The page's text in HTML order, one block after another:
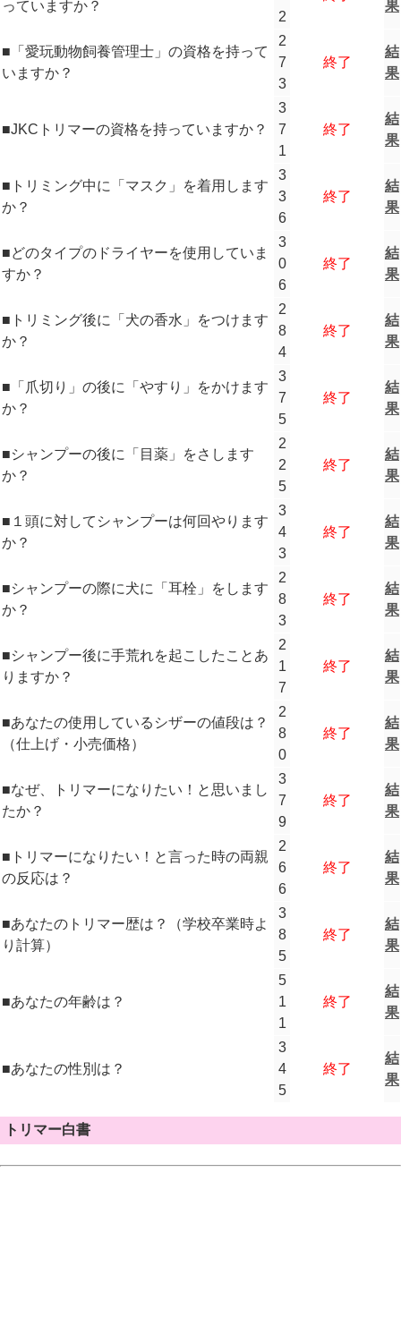
っていますか？
2
果
■「愛玩動物飼養管理士」の資格を持って
いますか？
2
7
3
終了
結
果
■JKCトリマーの資格を持っていますか？
3
7
1
終了
結
果
■トリミング中に「マスク」を着用します
か？
3
3
6
終了
結
果
■どのタイプのドライヤーを使用していま
すか？
3
0
6
終了
結
果
■トリミング後に「犬の香水」をつけます
か？
2
8
4
終了
結
果
■「爪切り」の後に「やすり」をかけます
か？
3
7
5
終了
結
果
■シャンプーの後に「目薬」をさします
か？
2
2
5
終了
結
果
■１頭に対してシャンプーは何回やります
か？
3
4
3
終了
結
果
■シャンプーの際に犬に「耳栓」をします
か？
2
8
3
終了
結
果
■シャンプー後に手荒れを起こしたことあ
りますか？
2
1
7
終了
結
果
■あなたの使用しているシザーの値段は？
（仕上げ・小売価格）
2
8
0
終了
結
果
■なぜ、トリマーになりたい！と思いまし
たか？
3
7
9
終了
結
果
■トリマーになりたい！と言った時の両親
の反応は？
2
6
6
終了
結
果
■あなたのトリマー歴は？（学校卒業時よ
り計算）
3
8
5
終了
結
果
■あなたの年齢は？
5
1
1
終了
結
果
■あなたの性別は？
3
4
5
終了
結
果
トリマー白書